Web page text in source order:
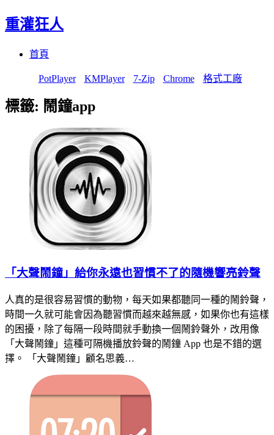
重灌狂人
首頁
PotPlayer KMPlayer 7-Zip Chrome 格式工廠
標籤: 鬧鐘app
「大聲鬧鐘」給你永遠也習慣不了的隨機響亮鈴聲
人真的是很容易習慣的動物，每天如果都聽同一種的鬧鈴聲，
時間一久就可能會因為聽習慣而越來越無感，如果你也有這樣
的困擾，除了每隔一段時間就手動換一個鬧鈴聲外，改用像
「大聲鬧鐘」這種可隔機播放鈴聲的鬧鐘 App 也是不錯的選
擇。 「大聲鬧鐘」顧名思義…